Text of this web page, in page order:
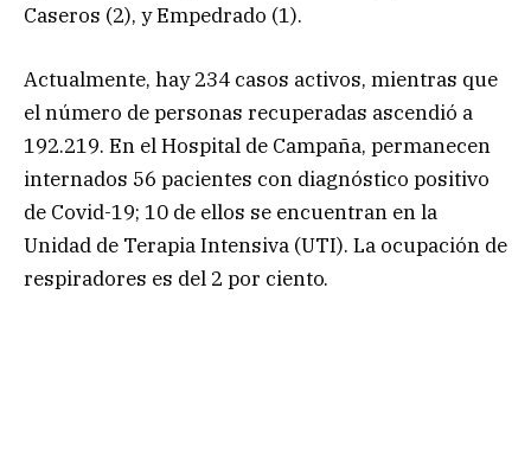
Caseros (2), y Empedrado (1).
Actualmente, hay 234 casos activos, mientras que
el número de personas recuperadas ascendió a
192.219. En el Hospital de Campaña, permanecen
internados 56 pacientes con diagnóstico positivo
de Covid-19; 10 de ellos se encuentran en la
Unidad de Terapia Intensiva (UTI). La ocupación de
respiradores es del 2 por ciento.